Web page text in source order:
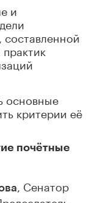
и
составленной
основные
критерии её
почётные
, Сенатор